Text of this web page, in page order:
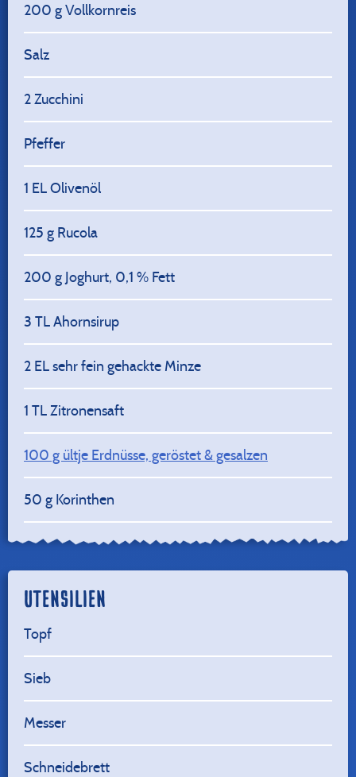
200 g Vollkornreis
Salz
2Zucchini
Pfeffer
1 EL Olivenöl
125 g Rucola
200 g Joghurt, 0,1 % Fett
3 TL Ahornsirup
2 EL sehr fein gehackte Minze
1 TL Zitronensaft
100 g ültje Erdnüsse, geröstet & gesalzen
50 g Korinthen
UTENSILIEN
Topf
Sieb
Messer
Schneidebrett